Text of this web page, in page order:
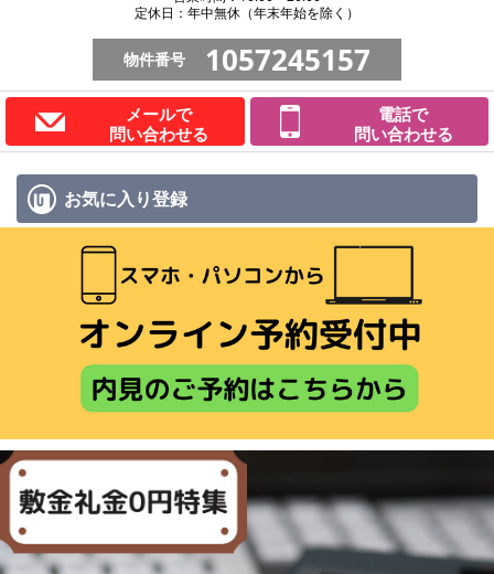
定休日：年中無休（年末年始を除く）
物件番号 1057245157
メールで
問い合わせる
電話で
問い合わせる
お気に入り登録